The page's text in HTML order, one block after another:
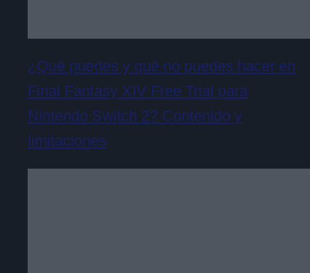
¿Qué puedes y qué no puedes hacer en
Final Fantasy XIV Free Trial para
Nintendo Switch 2? Contenido y
limitaciones